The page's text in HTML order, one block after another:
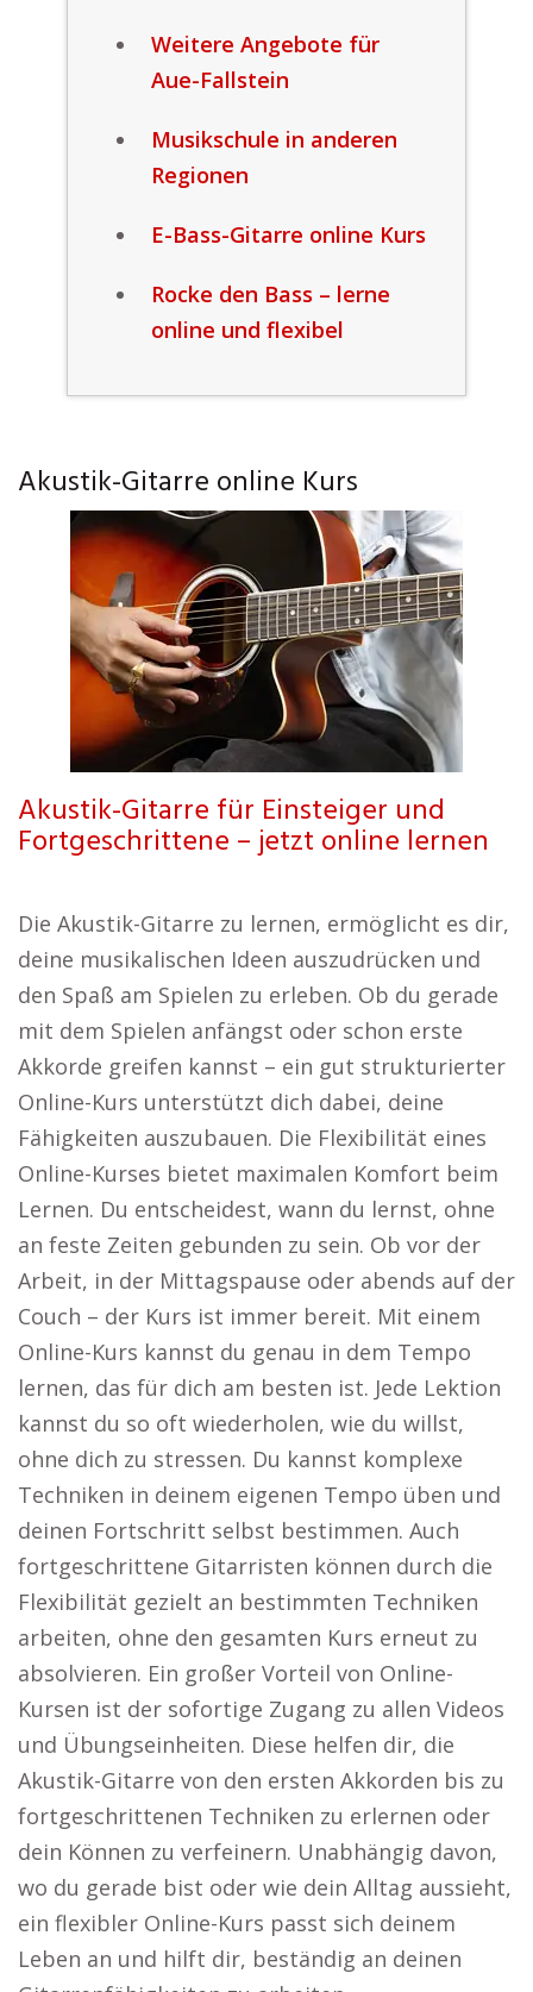
Weitere Angebote für
Aue-Fallstein
Musikschule in anderen
Regionen
E-Bass-Gitarre online Kurs
Rocke den Bass – lerne
online und flexibel
Akustik-Gitarre online Kurs
Akustik-Gitarre für Einsteiger und
Fortgeschrittene – jetzt online lernen
Die Akustik-Gitarre zu lernen, ermöglicht es dir,
deine musikalischen Ideen auszudrücken und
den Spaß am Spielen zu erleben. Ob du gerade
mit dem Spielen anfängst oder schon erste
Akkorde greifen kannst – ein gut strukturierter
Online-Kurs unterstützt dich dabei, deine
Fähigkeiten auszubauen. Die Flexibilität eines
Online-Kurses bietet maximalen Komfort beim
Lernen. Du entscheidest, wann du lernst, ohne
an feste Zeiten gebunden zu sein. Ob vor der
Arbeit, in der Mittagspause oder abends auf der
Couch – der Kurs ist immer bereit. Mit einem
Online-Kurs kannst du genau in dem Tempo
lernen, das für dich am besten ist. Jede Lektion
kannst du so oft wiederholen, wie du willst,
ohne dich zu stressen. Du kannst komplexe
Techniken in deinem eigenen Tempo üben und
deinen Fortschritt selbst bestimmen. Auch
fortgeschrittene Gitarristen können durch die
Flexibilität gezielt an bestimmten Techniken
arbeiten, ohne den gesamten Kurs erneut zu
absolvieren. Ein großer Vorteil von Online-
Kursen ist der sofortige Zugang zu allen Videos
und Übungseinheiten. Diese helfen dir, die
Akustik-Gitarre von den ersten Akkorden bis zu
fortgeschrittenen Techniken zu erlernen oder
dein Können zu verfeinern. Unabhängig davon,
wo du gerade bist oder wie dein Alltag aussieht,
ein flexibler Online-Kurs passt sich deinem
Leben an und hilft dir, beständig an deinen